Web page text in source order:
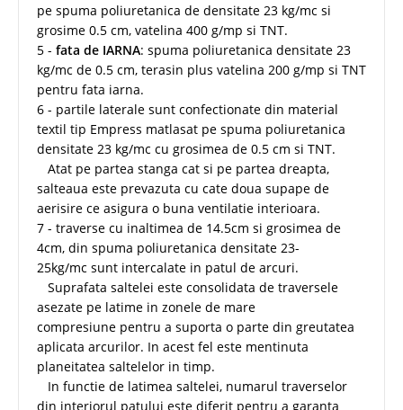
pe spuma poliuretanica de densitate 23 kg/mc si
grosime 0.5 cm, vatelina 400 g/mp si TNT.
5 - fata de IARNA: spuma poliuretanica densitate 23
kg/mc de 0.5 cm, terasin plus vatelina 200 g/mp si TNT
pentru fata iarna.
6 - partile laterale sunt confectionate din material
textil tip Empress matlasat pe spuma poliuretanica
densitate 23 kg/mc cu grosimea de 0.5 cm si TNT.
Atat pe partea stanga cat si pe partea dreapta,
salteaua este prevazuta cu cate doua supape de
aerisire ce asigura o buna ventilatie interioara.
7 - traverse cu inaltimea de 14.5cm si grosimea de
4cm, din spuma poliuretanica densitate 23-
25kg/mc sunt intercalate in patul de arcuri.
Suprafata saltelei este consolidata de traversele
asezate pe latime in zonele de mare
compresiune pentru a suporta o parte din greutatea
aplicata arcurilor. In acest fel este mentinuta
planeitatea saltelelor in timp.
In functie de latimea saltelei, numarul traverselor
din interiorul patului este diferit pentru a garanta